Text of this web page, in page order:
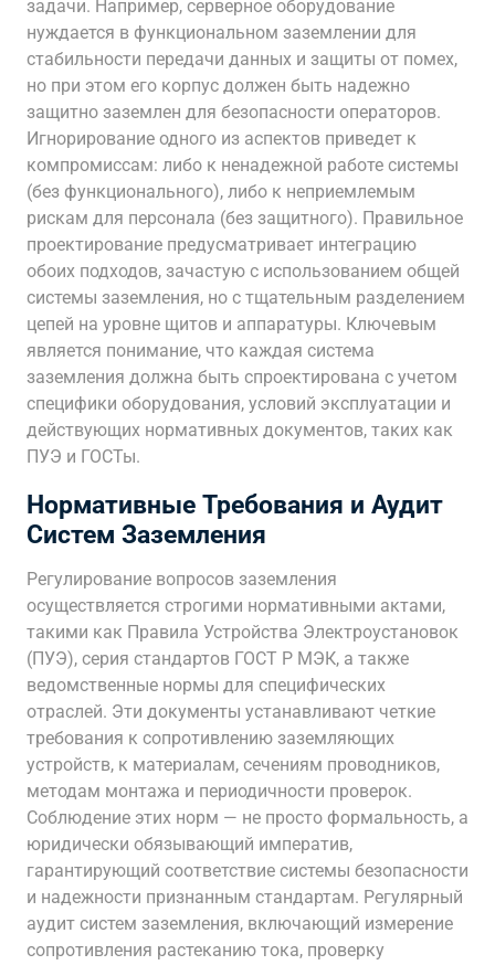
задачи. Например, серверное оборудование
нуждается в функциональном заземлении для
стабильности передачи данных и защиты от помех,
но при этом его корпус должен быть надежно
защитно заземлен для безопасности операторов.
Игнорирование одного из аспектов приведет к
компромиссам: либо к ненадежной работе системы
(без функционального), либо к неприемлемым
рискам для персонала (без защитного). Правильное
проектирование предусматривает интеграцию
обоих подходов, зачастую с использованием общей
системы заземления, но с тщательным разделением
цепей на уровне щитов и аппаратуры. Ключевым
является понимание, что каждая система
заземления должна быть спроектирована с учетом
специфики оборудования, условий эксплуатации и
действующих нормативных документов, таких как
ПУЭ и ГОСТы.
Нормативные Требования и Аудит
Систем Заземления
Регулирование вопросов заземления
осуществляется строгими нормативными актами,
такими как Правила Устройства Электроустановок
(ПУЭ), серия стандартов ГОСТ Р МЭК, а также
ведомственные нормы для специфических
отраслей. Эти документы устанавливают четкие
требования к сопротивлению заземляющих
устройств, к материалам, сечениям проводников,
методам монтажа и периодичности проверок.
Соблюдение этих норм — не просто формальность, а
юридически обязывающий императив,
гарантирующий соответствие системы безопасности
и надежности признанным стандартам. Регулярный
аудит систем заземления, включающий измерение
сопротивления растеканию тока, проверку